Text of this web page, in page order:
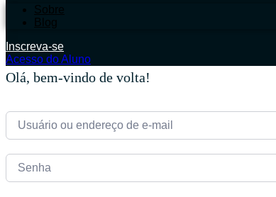
Sobre
Blog
Inscreva-se
Acesso do Aluno
Olá, bem-vindo de volta!